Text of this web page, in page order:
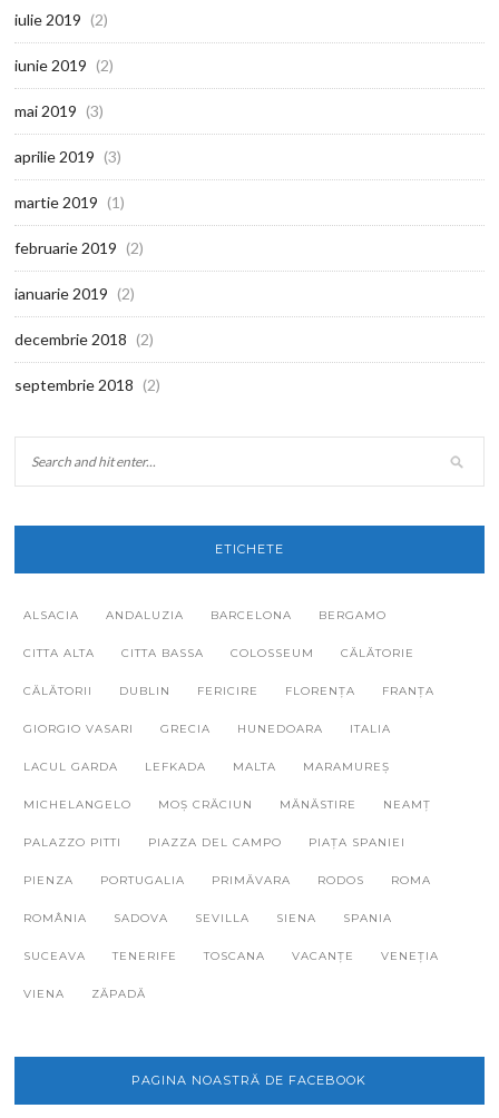
iulie 2019 (2)
iunie 2019 (2)
mai 2019 (3)
aprilie 2019 (3)
martie 2019 (1)
februarie 2019 (2)
ianuarie 2019 (2)
decembrie 2018 (2)
septembrie 2018 (2)
ETICHETE
ALSACIA ANDALUZIA BARCELONA BERGAMO
CITTA ALTA CITTA BASSA COLOSSEUM CĂLĂTORIE
CĂLĂTORII DUBLIN FERICIRE FLORENȚA FRANȚA
GIORGIO VASARI GRECIA HUNEDOARA ITALIA
LACUL GARDA LEFKADA MALTA MARAMUREȘ
MICHELANGELO MOȘ CRĂCIUN MĂNĂSTIRE NEAMȚ
PALAZZO PITTI PIAZZA DEL CAMPO PIAȚA SPANIEI
PIENZA PORTUGALIA PRIMĂVARA RODOS ROMA
ROMÂNIA SADOVA SEVILLA SIENA SPANIA
SUCEAVA TENERIFE TOSCANA VACANȚE VENEȚIA
VIENA ZĂPADĂ
PAGINA NOASTRĂ DE FACEBOOK